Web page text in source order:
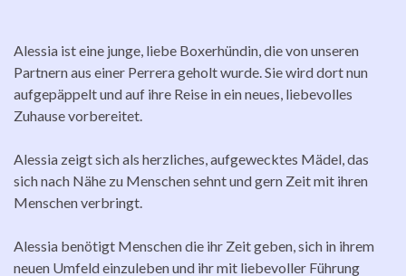
Alessia ist eine junge, liebe Boxerhündin, die von unseren
Partnern aus einer Perrera geholt wurde. Sie wird dort nun
aufgepäppelt und auf ihre Reise in ein neues, liebevolles
Zuhause vorbereitet.
Alessia zeigt sich als herzliches, aufgewecktes Mädel, das
sich nach Nähe zu Menschen sehnt und gern Zeit mit ihren
Menschen verbringt.
Alessia benötigt Menschen die ihr Zeit geben, sich in ihrem
neuen Umfeld einzuleben und ihr mit liebevoller Führung